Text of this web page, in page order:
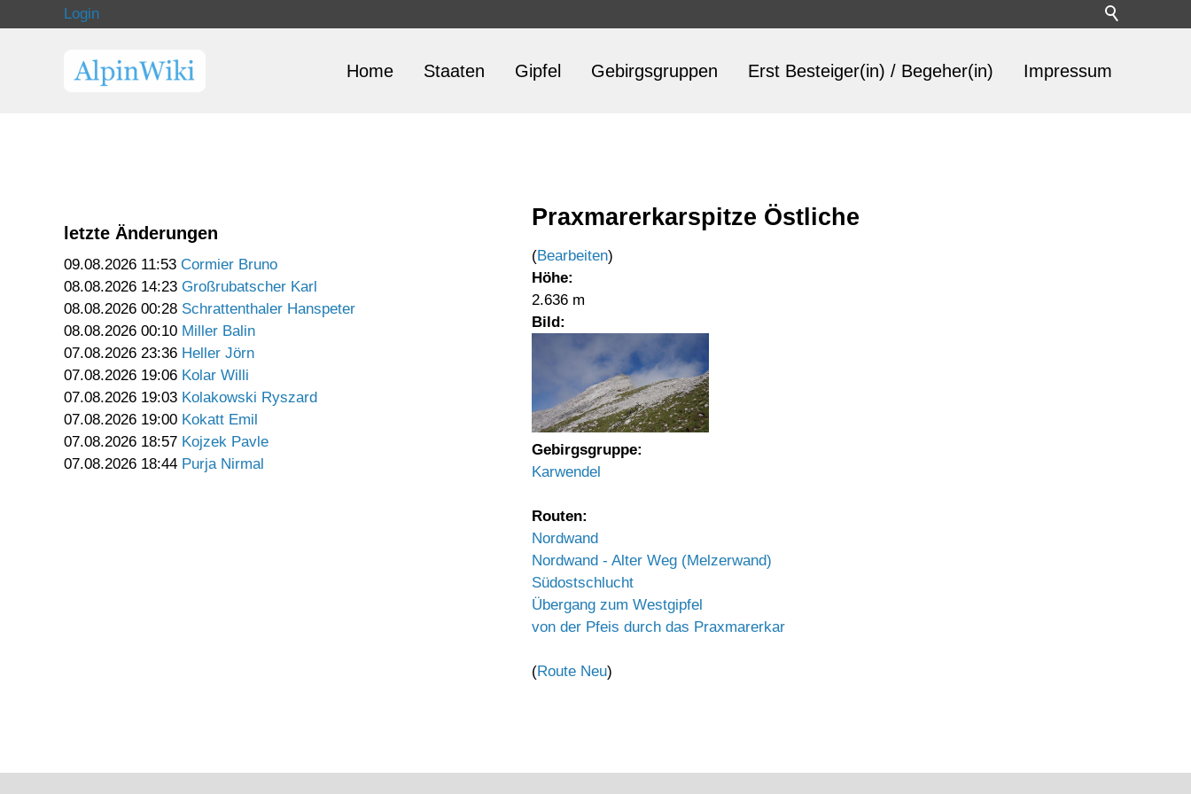
Login
Home Staaten Gipfel Gebirgsgruppen Erst Besteiger(in) / Begeher(in) Impressum
letzte Änderungen
09.08.2026 11:53 Cormier Bruno
08.08.2026 14:23 Großrubatscher Karl
08.08.2026 00:28 Schrattenthaler Hanspeter
08.08.2026 00:10 Miller Balin
07.08.2026 23:36 Heller Jörn
07.08.2026 19:06 Kolar Willi
07.08.2026 19:03 Kolakowski Ryszard
07.08.2026 19:00 Kokatt Emil
07.08.2026 18:57 Kojzek Pavle
07.08.2026 18:44 Purja Nirmal
Praxmarerkarspitze Östliche
(Bearbeiten)
Höhe:
2.636 m
Bild:
Gebirgsgruppe:
Karwendel
Routen:
Nordwand
Nordwand - Alter Weg (Melzerwand)
Südostschlucht
Übergang zum Westgipfel
von der Pfeis durch das Praxmarerkar
(Route Neu)